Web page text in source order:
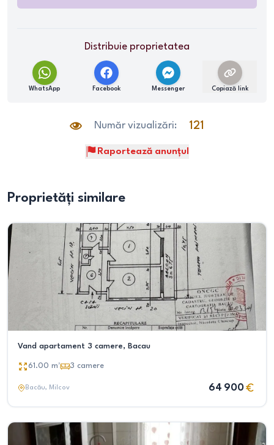
Distribuie proprietatea
WhatsApp Facebook Messenger Copiază link
Număr vizualizări: 121
Raportează anunțul
Proprietăți similare
Vand apartament 3 camere, Bacau
61.00 m² 3 camere
Bacău, Milcov 64 900